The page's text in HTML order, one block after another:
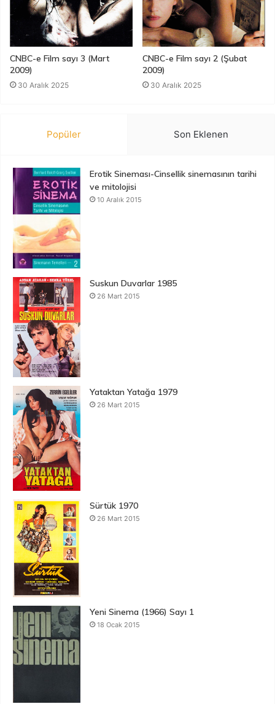
CNBC-e Film sayı 3 (Mart
2009)
30 Aralık 2025
CNBC-e Film sayı 2 (Şubat
2009)
30 Aralık 2025
Popüler Son Eklenen
Erotik Sineması-Cinsellik sinemasının tarihi
ve mitolojisi
10 Aralık 2015
Suskun Duvarlar 1985
26 Mart 2015
Yataktan Yatağa 1979
26 Mart 2015
Sürtük 1970
26 Mart 2015
Yeni Sinema (1966) Sayı 1
18 Ocak 2015